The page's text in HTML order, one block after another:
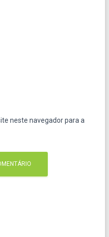
neste navegador para a